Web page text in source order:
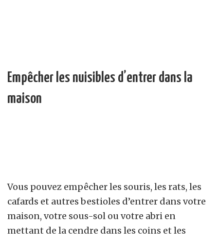
Empêcher les nuisibles d’entrer dans la
maison
Vous pouvez empêcher les souris, les rats, les
cafards et autres bestioles d’entrer dans votre
maison, votre sous-sol ou votre abri en
mettant de la cendre dans les coins et les